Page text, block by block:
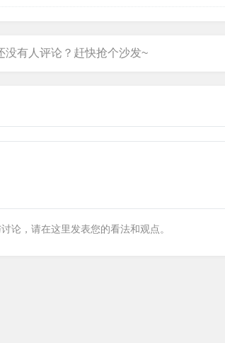
论，请在这里发表您的看法和观点。